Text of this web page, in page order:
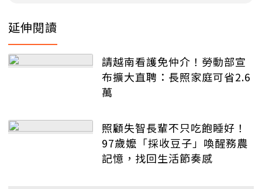
延伸閱讀
請越南看護免仲介！勞動部宣
布擴大直聘：長照家庭可省2.6
萬
照顧失智長輩不只吃飽睡好！
97歲嬤「採收豆子」喚醒務農
記憶，找回生活節奏感